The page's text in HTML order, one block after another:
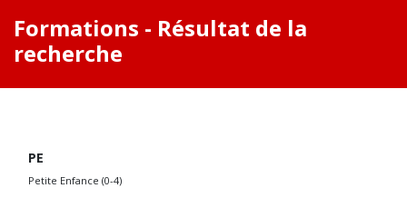
Formations - Résultat de la
recherche
PE
Petite Enfance (0-4)